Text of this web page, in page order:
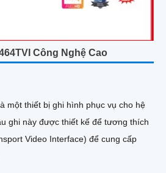
Công Nghệ Cao
một thiết bị ghi hình phục vụ cho hệ
Video Interface) để cung cấp